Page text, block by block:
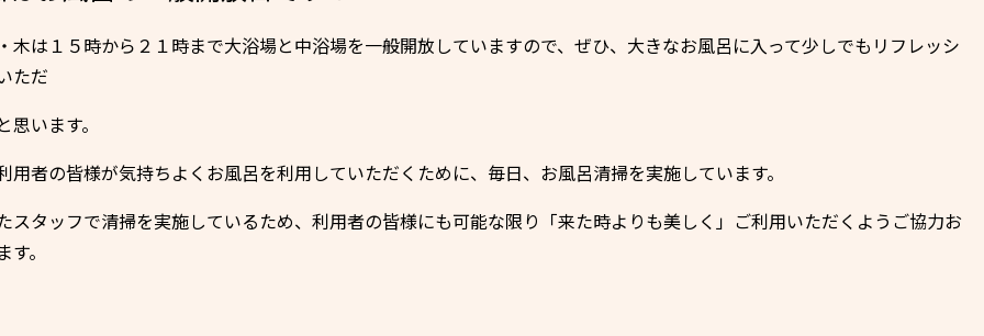
木は１５時から２１時まで大浴場と中浴場を一般開放していますので、ぜひ、大きなお風呂に入って少しでもリフレッシ
ただ
思います。
用者の皆様が気持ちよくお風呂を利用していただくために、毎日、お風呂清掃を実施しています。
スタッフで清掃を実施しているため、利用者の皆様にも可能な限り「来た時よりも美しく」ご利用いただくようご協力お
。